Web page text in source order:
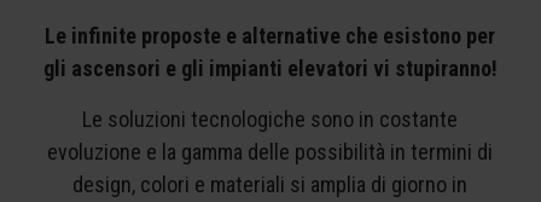
Le infinite proposte e alternative che esistono per
gli ascensori e gli impianti elevatori vi stupiranno!
Le soluzioni tecnologiche sono in costante
evoluzione e la gamma delle possibilità in termini di
design, colori e materiali si amplia di giorno in